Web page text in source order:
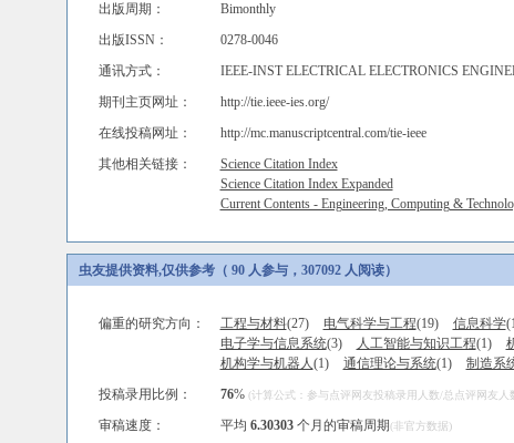
出版周期：
Bimonthly
出版ISSN：
0278-0046
通讯方式：
IEEE-INST ELECTRICAL ELECTRONICS
期刊主页网址：
http://tie.ieee-ies.org/
在线投稿网址：
http://mc.manuscriptcentral.com/tie-ieee
其他相关链接：
Science Citation Index
Science Citation Index Expanded
Current Contents - Engineering, Computing &
虫友提供资料,仅供参考（ 90 人参与，307092 人阅读）
偏重的研究方向： 工程与材料(27) 电气科学与工程(19) 信息科学
电子学与信息系统(3) 人工智能与知识工程(1)
机构学与机器人(1) 通信理论与系统(1) 制造系
投稿录用比例：
76% (计算公式：参与点评网友投稿录用人数/总点评网友人
审稿速度： 平均 6.30303个月的审稿周期(非官方数据)